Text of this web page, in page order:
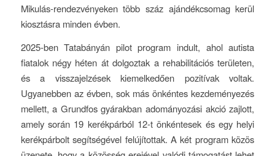
Mikulás-rendezvényeken több száz ajándékcsomag kerül
kiosztásra minden évben.
2025-ben Tatabányán pilot program indult, ahol autista
fiatalok négy héten át dolgoztak a rehabilitációs területen,
és a visszajelzések kiemelkedően pozitívak voltak.
Ugyanebben az évben, sok más önkéntes kezdeményezés
mellett, a Grundfos gyárakban adományozási akció zajlott,
amely során 19 kerékpárból 12-t önkéntesek és egy helyi
kerékpárbolt segítségével felújítottak. A két program közös